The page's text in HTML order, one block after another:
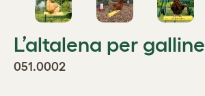
L’altalena per galline
051.0002